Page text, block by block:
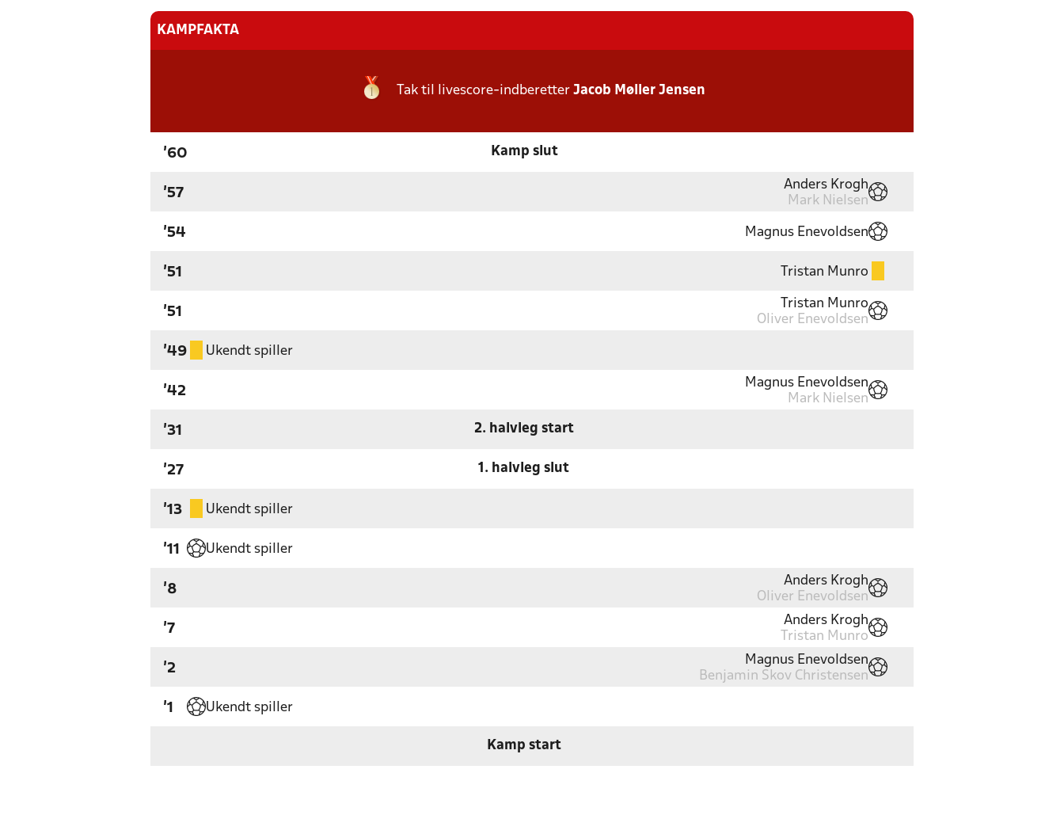
KAMPFAKTA
Tak til livescore-indberetter Jacob Møller Jensen
'60 Kamp slut
'57
Anders Krogh
Mark Nielsen
'54 Magnus Enevoldsen
'51 Tristan Munro
'51
Tristan Munro
Oliver Enevoldsen
'49 Ukendt spiller
'42
Magnus Enevoldsen
Mark Nielsen
'31 2. halvleg start
'27 1. halvleg slut
'13 Ukendt spiller
'11 Ukendt spiller
'8
Anders Krogh
Oliver Enevoldsen
'7
Anders Krogh
Tristan Munro
'2
Magnus Enevoldsen
Benjamin Skov Christensen
'1 Ukendt spiller
Kamp start